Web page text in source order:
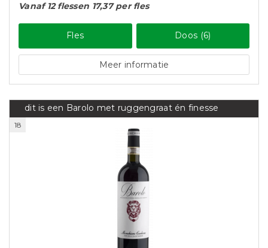
Vanaf 12 flessen 17,37 per fles
Fles Doos (6)
Meer informatie
dit is een Barolo met ruggengraat én finesse
18